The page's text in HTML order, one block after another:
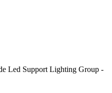
Led Support Lighting Group -